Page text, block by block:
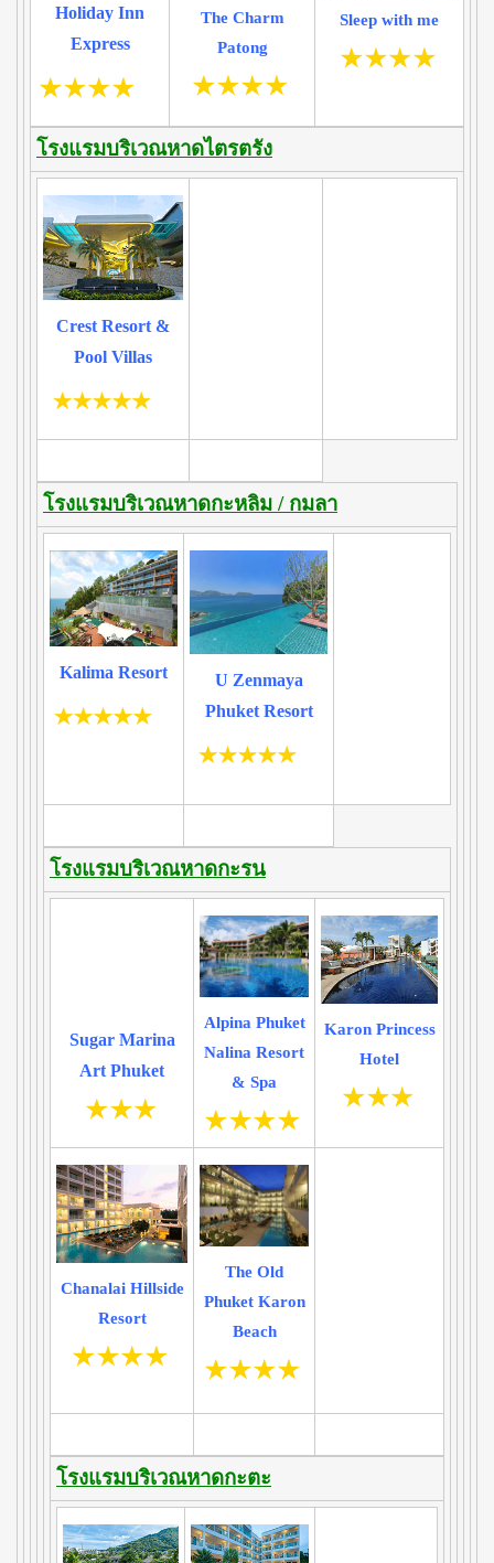
Holiday Inn
Express
The Charm
Patong
Sleep with me
โรงแรมบริเวณหาดไตรตรัง
Crest Resort &
Pool Villas
โรงแรมบริเวณหาดกะหลิม / กมลา
Kalima Resort
U Zenmaya
Phuket Resort
โรงแรมบริเวณหาดกะรน
Sugar Marina
Art Phuket
Alpina Phuket
Nalina Resort
& Spa
Karon Princess
Hotel
Chanalai Hillside
Resort
The Old
Phuket Karon
Beach
โรงแรมบริเวณหาดกะตะ